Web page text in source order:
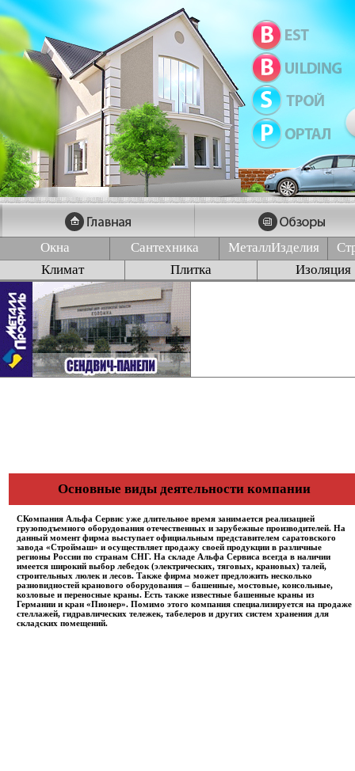
Окна Сантехника МеталлИзделия
Климат
Плитка Изоляция
Основные виды деятельности компании
СКомпания Альфа Сервис уже длительное время занимается реализацией
грузоподъемного оборудования отечественных и зарубежные производителей. На
данный момент фирма выступает официальным представителем саратовского
завода «Строймаш» и осуществляет продажу своей продукции в различные
регионы России по странам СНГ. На складе Альфа Сервиса всегда в наличии
имеется широкий выбор лебедок (электрических, тяговых, крановых) талей,
строительных люлек и лесов. Также фирма может предложить несколько
разновидностей кранового оборудования – башенные, мостовые, консольные,
козловые и переносные краны. Есть также известные башенные краны из
Германии и кран «Пионер». Помимо этого компания специализируется на продаже
стеллажей, гидравлических тележек, табелеров и других систем хранения для
складских помещений.